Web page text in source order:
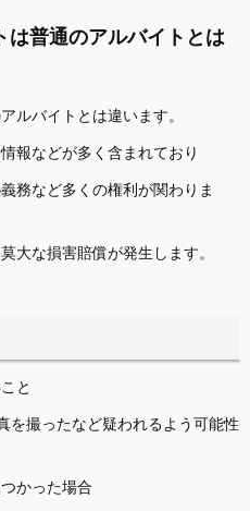
普通のアルバイトとは
ルバイトとは違います。
報などが多く含まれており
務など多くの権利が関わりま
大な損害賠償が発生します。
と
を撮ったなど疑われるよう可能性
かった場合